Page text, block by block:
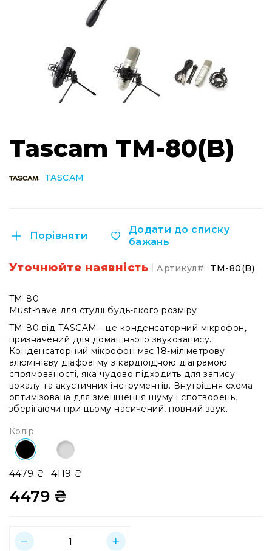
Лінійні
масиви
Підсилювачі
потужності
Підсилювачі
акустичні
системи
Портативні
системи
Стаціонарні
системи
(IEM)
Приймачі
Передавачі
Мікрофонні
голови
Всі
радіосистеми
RF
розподіл
до
початку
зображень
Tascam TM-80(B)
TASCAM
Порівняти
Додати до списку
бажань
Уточнюйте наявність Артикул TM-80(B)
TM-80
Must-have для студії будь-якого розміру
TM-80 від TASCAM - це конденсаторний мікрофон,
призначений для домашнього звукозапису.
Конденсаторний мікрофон має 18-міліметрову
алюмінієву діафрагму з кардіоїдною діаграмою
спрямованості, яка чудово підходить для запису
вокалу та акустичних інструментів. Внутрішня схема
оптимізована для зменшення шуму і спотворень,
зберігаючи при цьому насичений, повний звук.
Колір
4479 ₴ 4119 ₴
4479 ₴